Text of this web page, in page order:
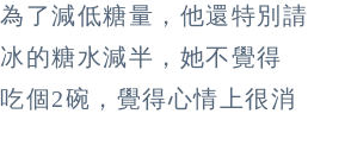
了減低糖量，他還特別請
的糖水減半，她不覺得
個2碗，覺得心情上很消